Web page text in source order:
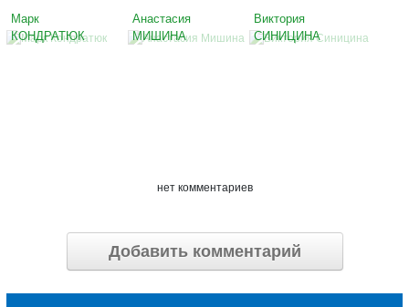
Марк
КОНДРАТЮК
Анастасия
МИШИНА
Виктория
СИНИЦИНА
нет комментариев
Добавить комментарий